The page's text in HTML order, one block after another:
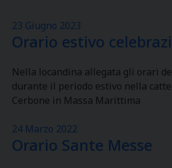
23 Giugno 2023
Orario estivo
Nella locandina allegata gli orari
durante il periodo estivo nella
Cerbone in Massa Marittima
24 Marzo 2022
Orario Sante Messe